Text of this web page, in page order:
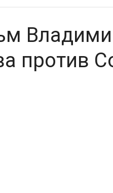
против